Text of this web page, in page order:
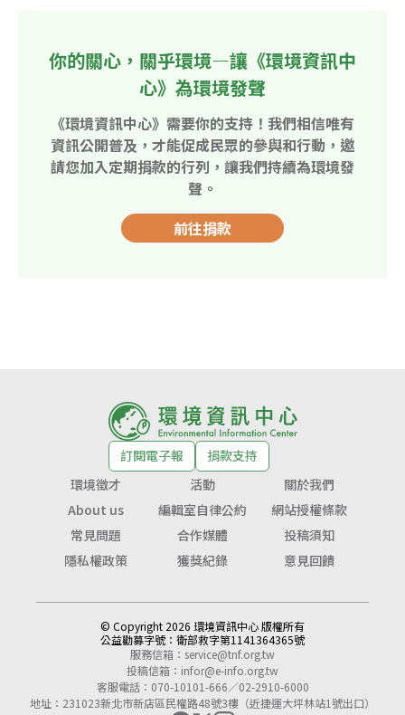
你的關心，關乎環境—讓《環境資訊中
心》為環境發聲
《環境資訊中心》需要你的支持！我們相信唯有
資訊公開普及，才能促成民眾的參與和行動，邀
請您加入定期捐款的行列，讓我們持續為環境發
聲。
前往捐款
訂閱電子報
捐款支持
環境徵才
活動
關於我們
About us
編輯室自律公約
網站授權條款
常見問題
合作媒體
投稿須知
隱私權政策
獲獎紀錄 意見回饋
© Copyright 2026 環境資訊中心 版權所有
公益勸募字號： 衛部救字第1141364365號
服務信箱： service@tnf.org.tw
投稿信箱： infor@e-info.org.tw
客服電話：070-10101-666／02-2910-6000
地址：231023新北市新店區民權路48號3樓（近捷運大坪林站1號出口）